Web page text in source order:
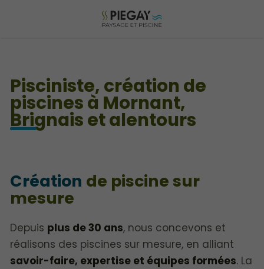
Pisciniste, création de
piscines à Mornant,
Brignais et alentours
Création de piscine sur
mesure
Depuis plus de 30 ans, nous concevons et
réalisons des piscines sur mesure, en alliant
savoir-faire, expertise et équipes formées. La